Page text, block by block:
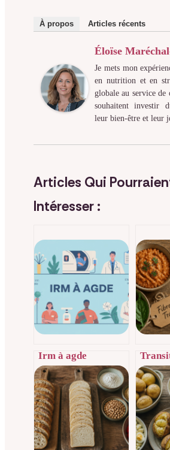
À propos Articles récents
Éloïse
Je mets mon
en nutrition et en
globale au service de
souhaitent investir
leur bien-être et leur
Articles Qui
Intéresser :
Irm à agde
comment se déroule
l’examen et où
prendre rendez-
vous
fibres